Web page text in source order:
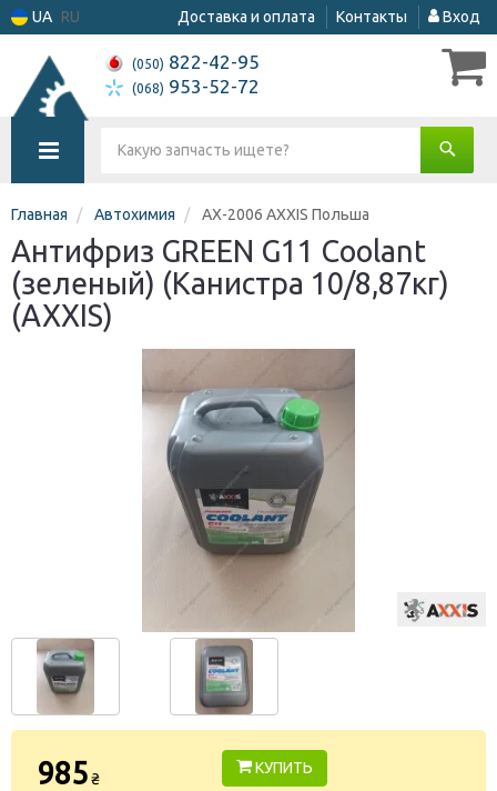
UA RU Доставка и оплата Контакты Вход
(050) 822-42-95
(068) 953-52-72
Главная Автохимия AX-2006 AXXIS Польша
Антифриз GREEN G11 Сoolant
(зеленый) (Канистра 10/8,87кг)
(AXXIS)
985₴
КУПИТЬ